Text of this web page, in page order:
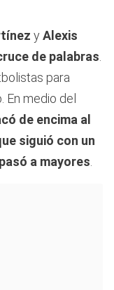
yAlexis
de palabras
para
En medio del
de encima al
siguió con un
a mayores